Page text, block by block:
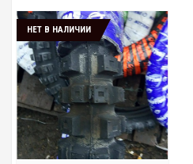
НЕТ В НАЛИЧИИ